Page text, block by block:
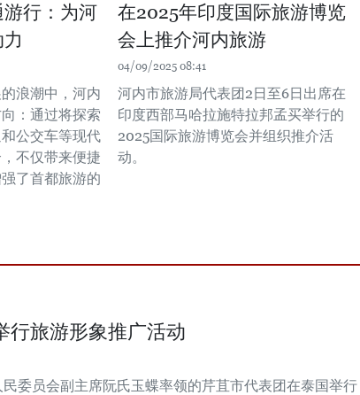
行：为河
浪潮中，河内
：通过将探索
公交车等现代
不仅带来便捷
了首都旅游的
在2025年印度国际旅游博览
会上推介河内旅游
04/09/2025 08:41
河内市旅游局代表团2日至6日出席在
印度西部马哈拉施特拉邦孟买举行的
2025国际旅游博览会并组织推介活
动。
行旅游形象推广活动
委员会副主席阮氏玉蝶率领的芹苴市代表团在泰国举行